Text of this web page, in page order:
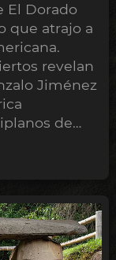
El Dorado
que atrajo a
revelan
Jiménez
de